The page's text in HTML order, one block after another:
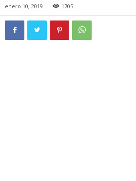
enero 10, 2019 1705